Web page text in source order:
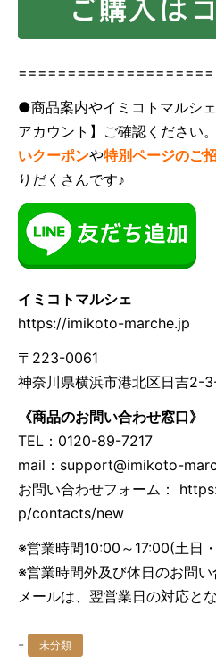
====================
●商品案内やイミコトマルシ
アカウント】ご確認ください。
いクーポンや特別ページのご
りだくさんです♪
イミコトマルシェ
https://imikoto-marche.jp
〒223-0061
神奈川県横浜市港北区日吉2-
《商品のお問い合わせ窓口》
TEL：0120-89-7217
mail： support@imikoto-
お問い合わせフォーム：
p/contacts/new
※営業時間10:00～17:00(土日
※営業時間外及び休日のお問
メールは、翌営業日の対応とな
- 未分類